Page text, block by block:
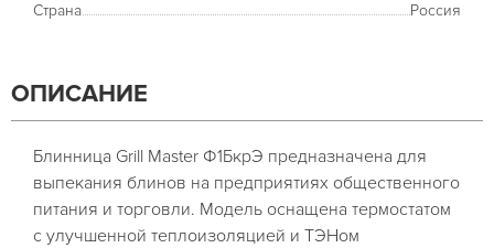
Страна
Россия
ОПИСАНИЕ
Блинница Grill Master Ф1БкрЭ предназначена для
выпекания блинов на предприятиях общественного
питания и торговли. Модель оснащена термостатом
с улучшенной теплоизоляцией и ТЭНом